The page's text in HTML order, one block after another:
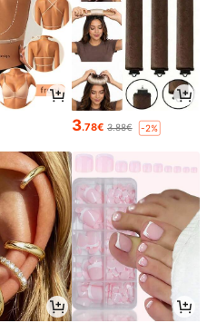
3.78€ 3.88€ -2%